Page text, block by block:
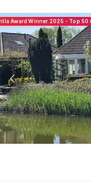
Award Winner 2025 - Top 50